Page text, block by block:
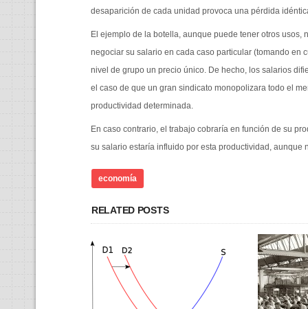
desaparición de cada unidad provoca una pérdida
El ejemplo de la botella, aunque puede tener otros
negociar su salario en cada caso particular (tomando en
nivel de grupo un precio único. De hecho, los salarios
el caso de que un gran sindicato monopolizara todo el
productividad determinada.
En caso contrario, el trabajo cobraría en función de su
su salario estaría influido por esta productividad, aunque
economía
RELATED POSTS